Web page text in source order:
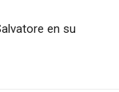
en su